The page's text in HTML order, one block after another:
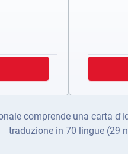
comprende una carta
traduzione in 70 lingue (29